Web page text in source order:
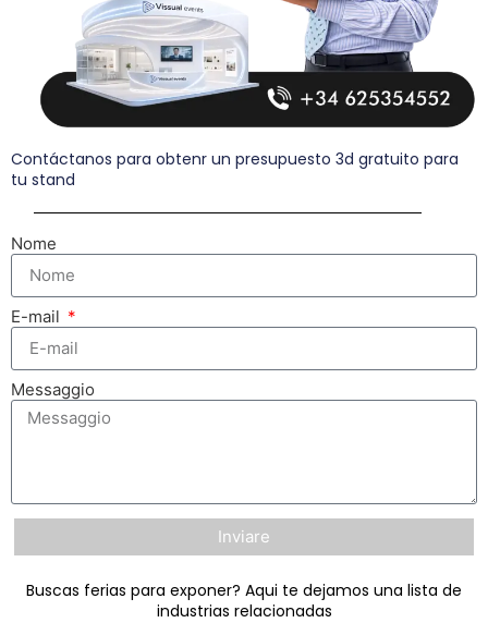
Contáctanos para obtenr un presupuesto 3d gratuito para
tu stand
Nome
E-mail
Messaggio
Inviare
Buscas ferias para exponer? Aqui te dejamos una lista de
industrias relacionadas